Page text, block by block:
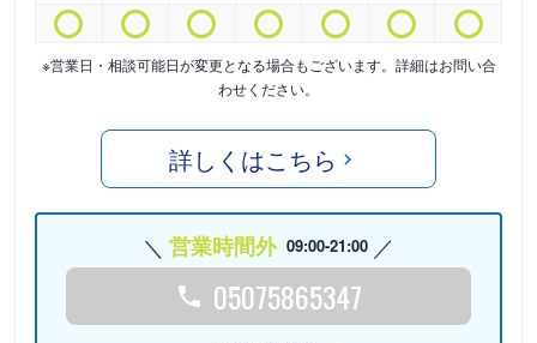
※営業日・相談可能日が変更となる場合もございます。詳細はお問い合
わせください。
詳しくはこちら
営業時間外 09:00-21:00
05075865347